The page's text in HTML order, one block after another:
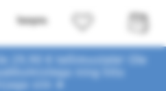
29,90 € tellimustele! Ole
siin ➤